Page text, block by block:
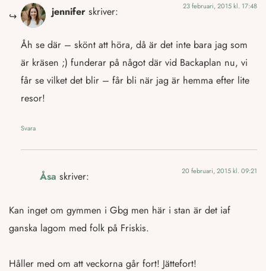
jennifer skriver: 23 februari, 2015 kl. 17:48
Åh se där – skönt att höra, då är det inte bara jag som
är kräsen ;) funderar på något där vid Backaplan nu, vi
får se vilket det blir – får bli när jag är hemma efter lite
resor!
Svara
Åsa skriver: 20 februari, 2015 kl. 09:21
Kan inget om gymmen i Gbg men här i stan är det iaf
ganska lagom med folk på Friskis.
Håller med om att veckorna går fort! Jättefort!